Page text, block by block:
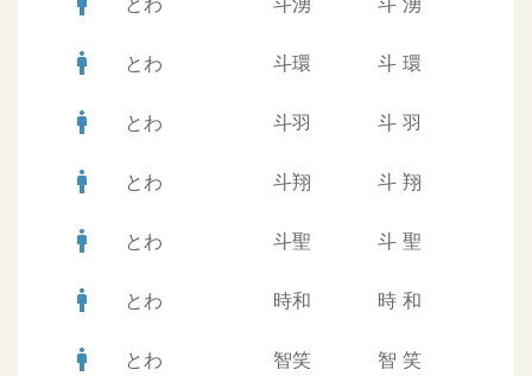
man とわ 斗環 斗 環
man とわ 斗羽 斗 羽
man とわ 斗翔 斗 翔
man とわ 斗聖 斗 聖
man とわ 時和 時 和
man とわ 智笑 智 笑